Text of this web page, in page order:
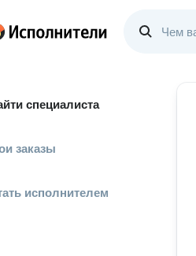
специалиста
заказы
исполнителем